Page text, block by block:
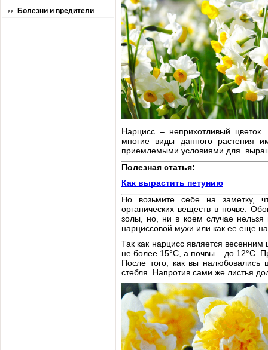
Болезни и вредители
Нарцисс – неприхотливый
многие виды данного растения
приемлемыми условиями для
Полезная статья:
Как вырастить петунию
Но возьмите себе на заметку,
органических веществ в почве.
золы, но, ни в коем случае нельзя
нарциссовой мухи или как ее еще
Так как нарцисс является
не более 15°С, а почвы – до 12°С.
После того, как вы налюбовались
стебля. Напротив сами же листья